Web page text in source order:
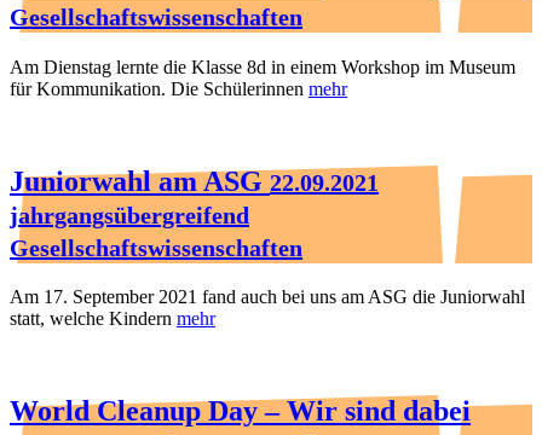
Gesellschaftswissenschaften
Am Dienstag lernte die Klasse 8d in einem Workshop im Museum
für Kommunikation. Die Schülerinnen mehr
Juniorwahl am ASG22.09.2021
jahrgangsübergreifend
Gesellschaftswissenschaften
Am 17. September 2021 fand auch bei uns am ASG die Juniorwahl
statt, welche Kindern mehr
World Cleanup Day – Wir sind dabei